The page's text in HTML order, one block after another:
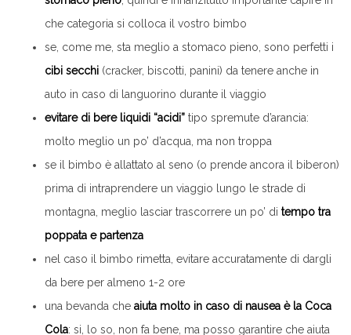
che categoria si colloca il vostro bimbo
se, come me, sta meglio a stomaco pieno, sono perfetti i
cibi secchi (cracker, biscotti, panini) da tenere anche in
auto in caso di languorino durante il viaggio
evitare di bere liquidi “acidi” tipo spremute d’arancia:
molto meglio un po’ d’acqua, ma non troppa
se il bimbo è allattato al seno (o prende ancora il biberon)
prima di intraprendere un viaggio lungo le strade di
montagna, meglio lasciar trascorrere un po’ di tempo tra
poppata e partenza
nel caso il bimbo rimetta, evitare accuratamente di dargli
da bere per almeno 1-2 ore
una bevanda che aiuta molto in caso di nausea è la Coca
Cola: si, lo so, non fa bene, ma posso garantire che aiuta